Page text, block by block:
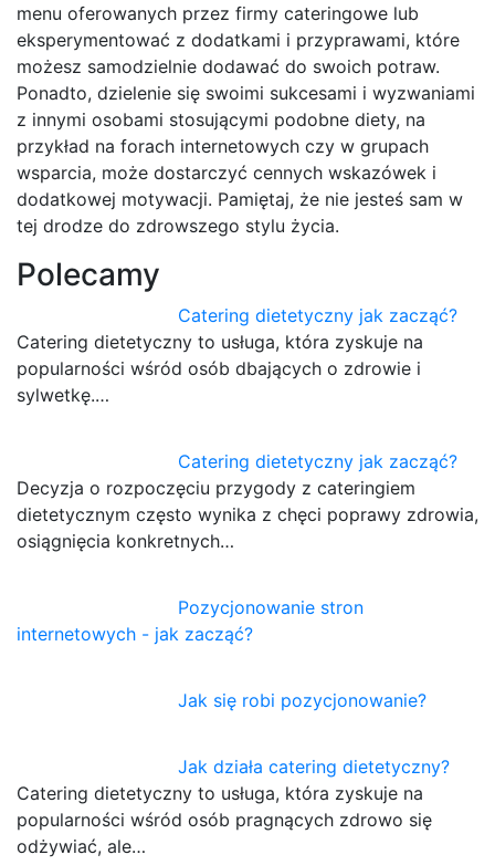
menu oferowanych przez firmy cateringowe lub
eksperymentować z dodatkami i przyprawami, które
możesz samodzielnie dodawać do swoich potraw.
Ponadto, dzielenie się swoimi sukcesami i wyzwaniami
z innymi osobami stosującymi podobne diety, na
przykład na forach internetowych czy w grupach
wsparcia, może dostarczyć cennych wskazówek i
dodatkowej motywacji. Pamiętaj, że nie jesteś sam w
tej drodze do zdrowszego stylu życia.
Polecamy
Catering dietetyczny jak zacząć?
Catering dietetyczny to usługa, która zyskuje na
popularności wśród osób dbających o zdrowie i
sylwetkę.…
Catering dietetyczny jak zacząć?
Decyzja o rozpoczęciu przygody z cateringiem
dietetycznym często wynika z chęci poprawy zdrowia,
osiągnięcia konkretnych…
Pozycjonowanie stron
internetowych - jak zacząć?
Jak się robi pozycjonowanie?
Jak działa catering dietetyczny?
Catering dietetyczny to usługa, która zyskuje na
popularności wśród osób pragnących zdrowo się
odżywiać, ale…